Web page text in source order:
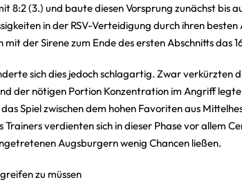
8:2 (3.) und baute diesen Vorsprung zunächst bis
in der RSV-Verteidigung durch ihren
der Sirene zum Ende des ersten Abschnitts das
sich dies jedoch schlagartig. Zwar verkürzten
der nötigen Portion Konzentration im Angriff
das Spiel zwischen dem hohen Favoriten aus
Trainers verdienten sich in dieser Phase vor allem
Augsburgern wenig Chancen ließen.
zu müssen